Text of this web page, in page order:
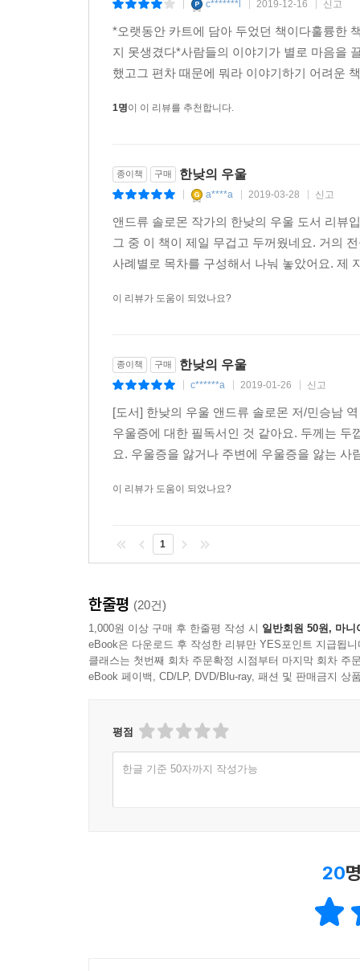
c*******l 2019-12-16 신고
*오랫동안 카트에 담아 두었던 책이다훌륭한
지 못생겼다*사람들의 이야기가 별로 마음을
했고그 편차 때문에 뭐라 이야기하기 어려운
1명이 이 리뷰를 추천합니다.
종이책 구매 한낮의 우울
a****a 2019-03-28 신고
앤드류 솔로몬 작가의 한낮의 우울 도서 리뷰
그 중 이 책이 제일 무겁고 두꺼웠네요. 거의
사례별로 목차를 구성해서 나눠 놓았어요. 제
이 리뷰가 도움이 되었나요?
종이책 구매 한낮의 우울
c******a 2019-01-26 신고
[도서] 한낮의 우울 앤드류 솔로몬 저/민승남
우울증에 대한 필독서인 것 같아요. 두께는
요. 우울증을 앓거나 주변에 우울증을 앓는
이 리뷰가 도움이 되었나요?
1
한줄평 (20건)
1,000원 이상 구매 후 한줄평 작성 시 일반회원 50원, 마니
eBook은 다운로드 후 작성한 리뷰만 YES포인트 지급됩니
클래스는 첫번째 회차 주문확정 시점부터 마지막 회차 주
eBook 페이백, CD/LP, DVD/Blu-ray, 패션 및 판매금지 상
평점
한글 기준 50자까지 작성가능
20